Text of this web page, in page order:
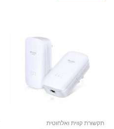
תקשורת קווית ואלחוטית